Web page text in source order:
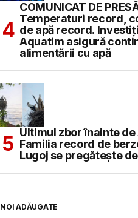
COMUNICAT DE
Temperaturi record,
de apă record.
Aquatim asigură
alimentării cu apă
Ultimul zbor înainte
Familia record de
Lugoj se pregătește
NOI ADĂUGATE